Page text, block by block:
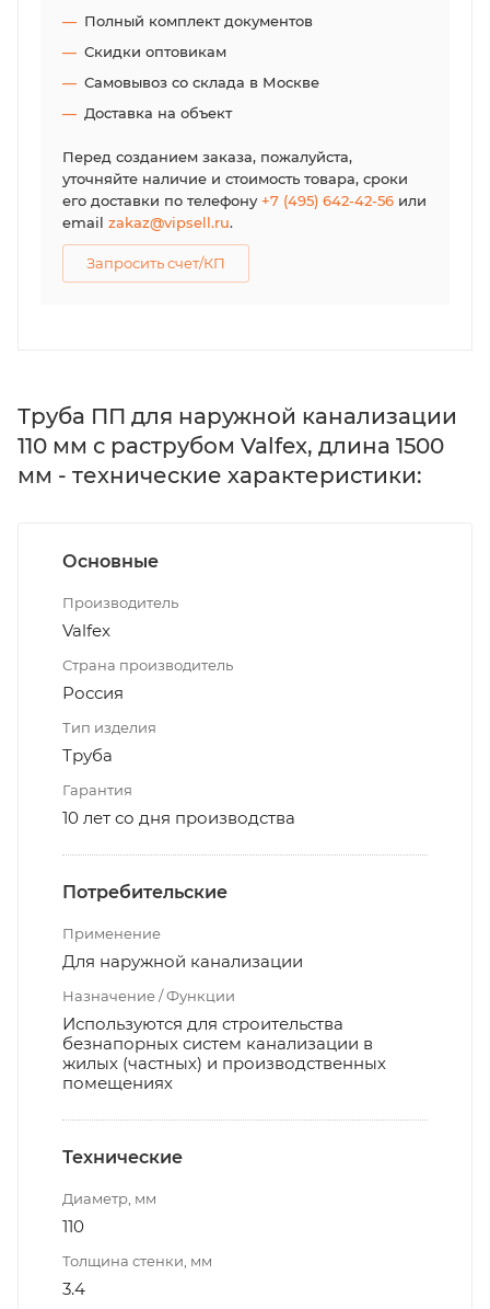
Полный комплект документов
Скидки оптовикам
Самовывоз со склада в Москве
Доставка на объект
Перед созданием заказа, пожалуйста,
уточняйте наличие и стоимость товара, сроки
его доставки по телефону+7 (495) 642-42-56 или
email zakaz@vipsell.ru.
Запросить счет/КП
Труба ПП для наружной канализации
110 мм с раструбом Valfex, длина 1500
мм - технические характеристики:
Основные
Производитель
Valfex
Страна производитель
Россия
Тип изделия
Труба
Гарантия
10 лет со дня производства
Потребительские
Применение
Для наружной канализации
Назначение / Функции
Используются для строительства
безнапорных систем канализации в
жилых (частных) и производственных
помещениях
Технические
Диаметр, мм
110
Толщина стенки, мм
3.4